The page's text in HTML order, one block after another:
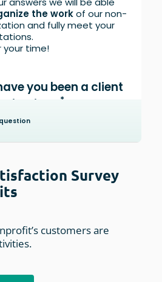
Survey
customers are